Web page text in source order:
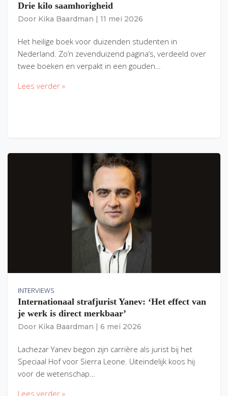
Drie kilo saamhorigheid
Door Kika Baardman 11 mei 2026
Het heilige boek voor duizenden studenten in
Nederland. Zo’n zevenduizend pagina’s, verdeeld over
twee boeken en verpakt in een gouden…
Lees verder »
INTERVIEWS
Internationaal strafjurist Yanev: ‘Het effect van
je werk is direct merkbaar’
Door Kika Baardman 6 mei 2026
Lachezar Yanev begon zijn carrière als jurist bij het
Speciaal Hof voor Sierra Leone. Uiteindelijk koos hij
voor de wetenschap…
Lees verder »